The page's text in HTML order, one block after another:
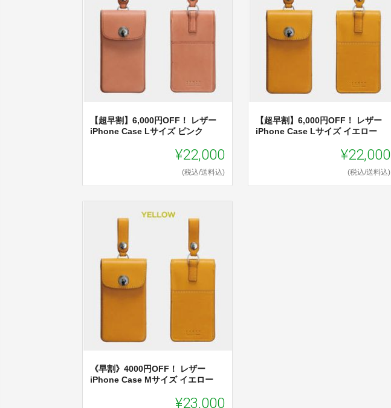
【超早割】6,000円OFF！ レザー
iPhone Case Lサイズ ピンク
¥22,000
(税込/送料込)
【超早割】6,000円OFF！ レザー
iPhone Case Lサイズ イエロー
¥22,000
(税込/送料込)
《早割》4000円OFF！ レザー
iPhone Case Mサイズ イエロー
¥23,000